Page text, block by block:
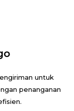
untuk
penanganan